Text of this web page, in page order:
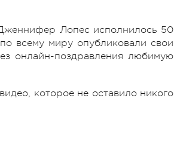
Лопес исполнилось 50
всему миру опубликовали свои
онлайн-поздравления любимую
которое не оставило никого